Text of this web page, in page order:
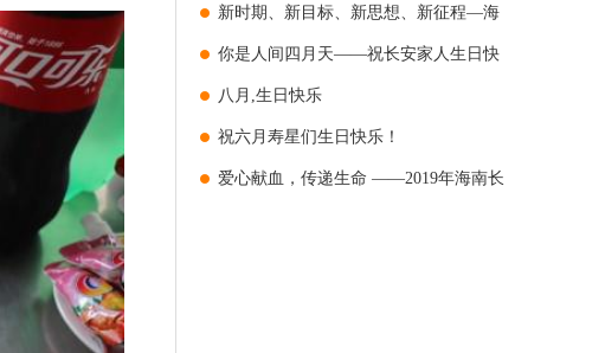
都给你们
新时期、新目标、新思想、新征程—海
南长安国际制药有限公司2020年新春团
拜会取得
你是人间四月天——祝长安家人生日快
乐！
八月,生日快乐
祝六月寿星们生日快乐！
爱心献血，传递生命 ——2019年海南长